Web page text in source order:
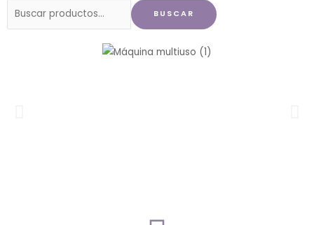
Buscar
BUSCAR